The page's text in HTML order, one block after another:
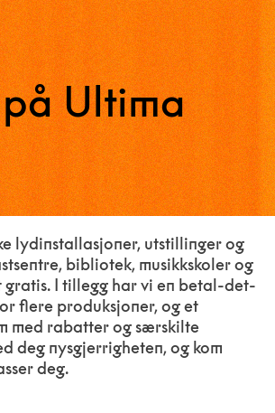
Ultima
lydinstallasjoner, utstillinger og
bibliotek, musikkskoler og
I tillegg har vi en betal-det-
flere produksjoner, og et
med rabatter og særskilte
deg nysgjerrigheten, og kom
deg.